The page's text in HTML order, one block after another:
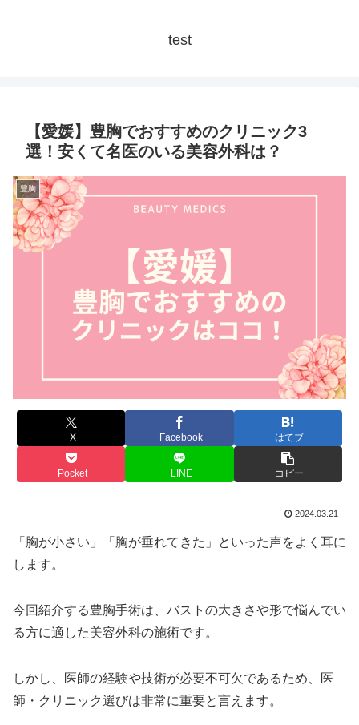
test
【愛媛】豊胸でおすすめのクリニック3
選！安くて名医のいる美容外科は？
豊胸
X Facebook はてブ
Pocket LINE コピー
2024.03.21
「胸が小さい」「胸が垂れてきた」といった声をよく耳に
します。
今回紹介する豊胸手術は、バストの大きさや形で悩んでい
る方に適した美容外科の施術です。
しかし、医師の経験や技術が必要不可欠であるため、医
師・クリニック選びは非常に重要と言えます。